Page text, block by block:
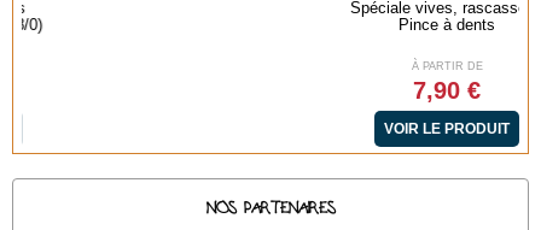
Spéciale vives, rascasses..
NOS PARTENAIRES